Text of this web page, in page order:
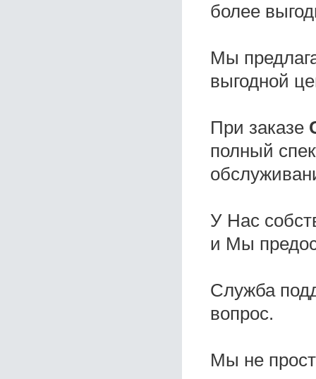
более
Мы
выгодной
При заказе
полный
У Нас
и Мы
Служба
вопрос.
Мы не